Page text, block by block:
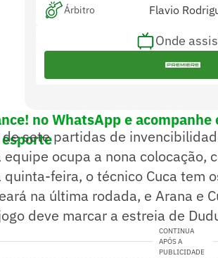
Árbitro Flavio
Assistentes
Alex Ang
Onde
no WhatsApp e
de sete partidas de
equipe ocupa a nona colocação,
feira, o técnico Cuca tem
na última rodada, e Arana e
deve marcar a estreia de
CONTINUA
APÓS A
PUBLICIDADE